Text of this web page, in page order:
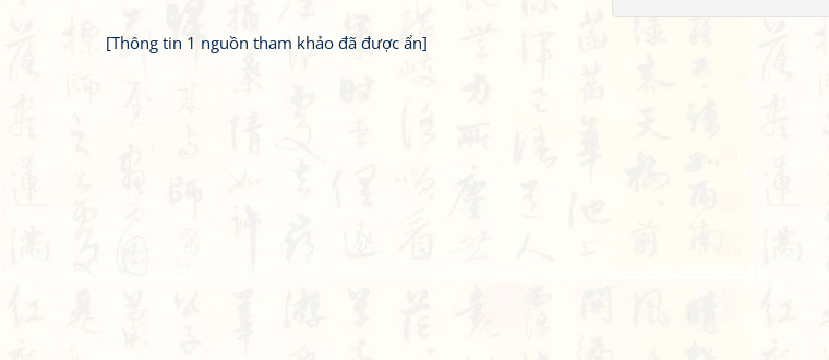
[Thông tin 1 nguồn tham khảo đã được ẩn]